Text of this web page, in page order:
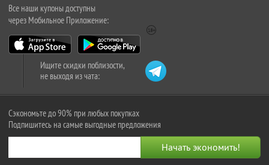
Все наши купоны доступны
через Мобильное Приложение:
Ищите скидки поблизости,
не выходя из чата:
Сэкономьте до 90% при любых покупках
Подпишитесь на самые выгодные предложения